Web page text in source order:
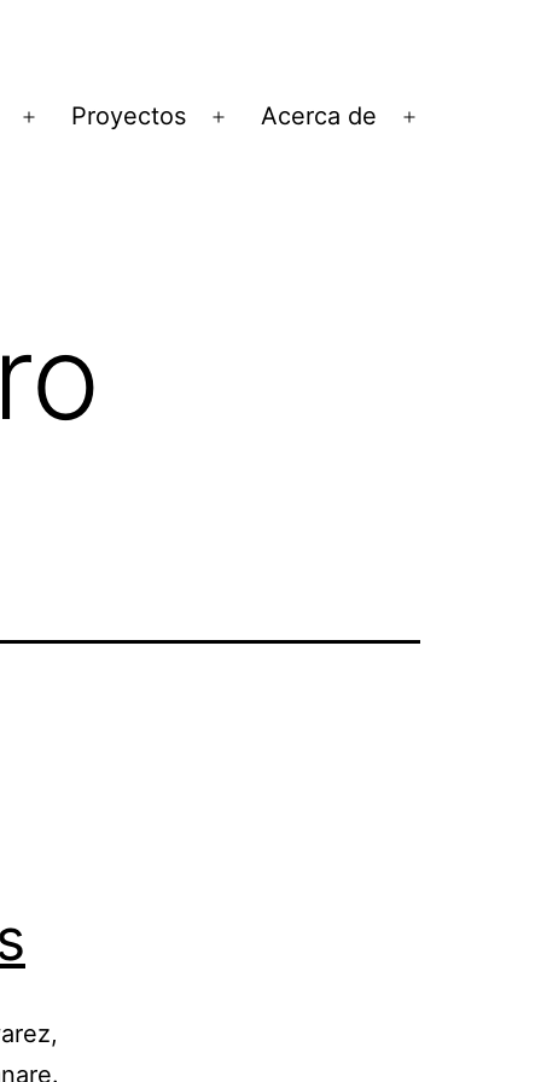
Abrir
Proyectos
Abrir
Acerca de